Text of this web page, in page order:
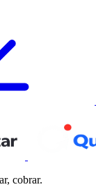
cobrar.